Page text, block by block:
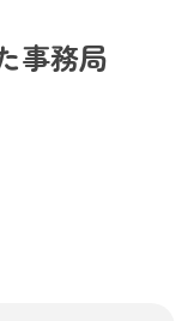
事務局